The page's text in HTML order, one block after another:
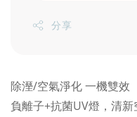
分享
除溼/空氣淨化 一機雙效
負離子+抗菌UV燈，清新